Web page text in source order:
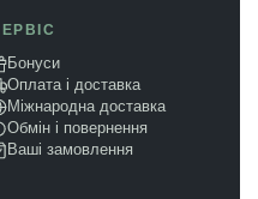
Бонуси
Оплата і доставка
Міжнародна доставка
Обмін і повернення
Ваші замовлення